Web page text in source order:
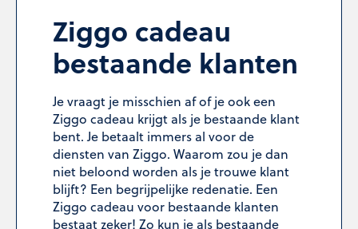
Ziggo cadeau
bestaande klanten
Je vraagt je misschien af of je ook een
Ziggo cadeau krijgt als je bestaande klant
bent. Je betaalt immers al voor de
diensten van Ziggo. Waarom zou je dan
niet beloond worden als je trouwe klant
blijft? Een begrijpelijke redenatie. Een
Ziggo cadeau voor bestaande klanten
bestaat zeker! Zo kun je als bestaande